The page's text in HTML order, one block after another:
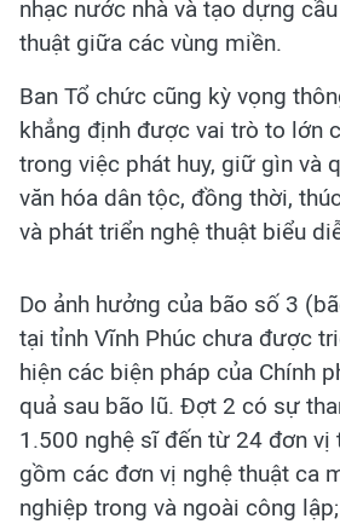
nhạc nước nhà và tạo dựng
thuật giữa các vùng miền.
Ban Tổ chức cũng kỳ vọng
khẳng định được vai trò to lớn
trong việc phát huy, giữ gìn và
văn hóa dân tộc, đồng thời,
và phát triển nghệ thuật biểu
Do ảnh hưởng của bão số 3
tại tỉnh Vĩnh Phúc chưa được
hiện các biện pháp của Chính
quả sau bão lũ. Đợt 2 có sự
1.500 nghệ sĩ đến từ 24 đơn vị
gồm các đơn vị nghệ thuật ca
nghiệp trong và ngoài công